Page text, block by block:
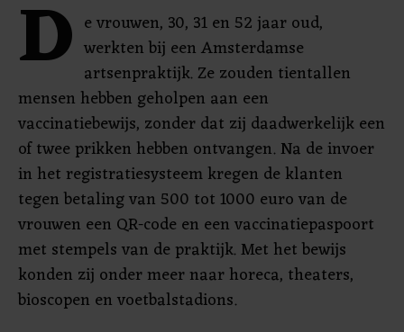
D e vrouwen, 30, 31 en 52 jaar oud,
werkten bij een Amsterdamse
artsenpraktijk. Ze zouden tientallen
mensen hebben geholpen aan een
vaccinatiebewijs, zonder dat zij daadwerkelijk een
of twee prikken hebben ontvangen. Na de invoer
in het registratiesysteem kregen de klanten
tegen betaling van 500 tot 1000 euro van de
vrouwen een QR-code en een vaccinatiepaspoort
met stempels van de praktijk. Met het bewijs
konden zij onder meer naar horeca, theaters,
bioscopen en voetbalstadions.